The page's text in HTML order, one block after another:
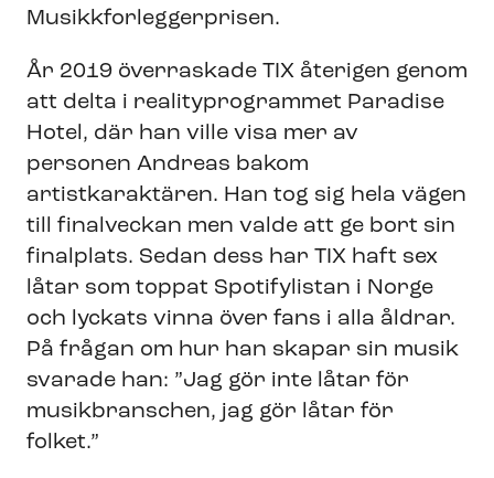
Musikkforleggerprisen.
År 2019 överraskade TIX återigen genom
att delta i realityprogrammet Paradise
Hotel, där han ville visa mer av
personen Andreas bakom
artistkaraktären. Han tog sig hela vägen
till finalveckan men valde att ge bort sin
finalplats. Sedan dess har TIX haft sex
låtar som toppat Spotifylistan i Norge
och lyckats vinna över fans i alla åldrar.
På frågan om hur han skapar sin musik
svarade han: ”Jag gör inte låtar för
musikbranschen, jag gör låtar för
folket.”